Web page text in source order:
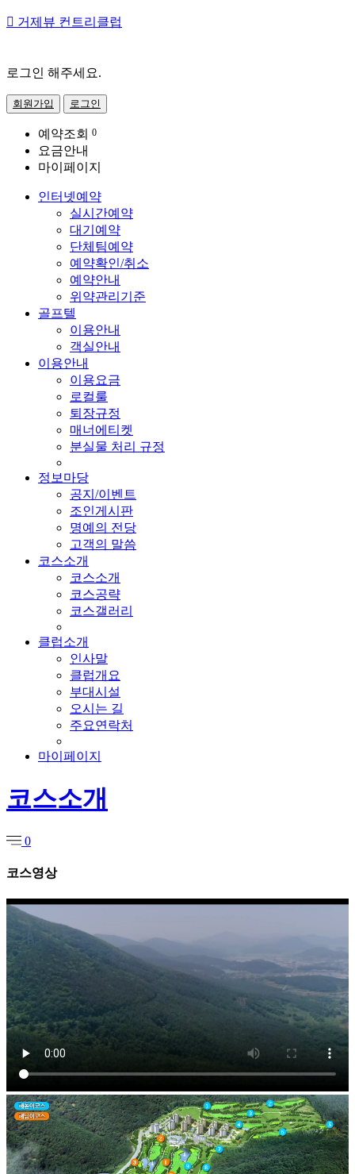
 거제뷰 컨트리클럽
로그인 해주세요.
회원가입 로그인
예약조회 0
요금안내
마이페이지
인터넷예약
실시간예약
대기예약
단체팀예약
예약확인/취소
예약안내
위약관리기준
골프텔
이용안내
객실안내
이용안내
이용요금
로컬룰
퇴장규정
매너에티켓
분실물 처리 규정
정보마당
공지/이벤트
조인게시판
명예의 전당
고객의 말씀
코스소개
코스소개
코스공략
코스갤러리
클럽소개
인사말
클럽개요
부대시설
오시는 길
주요연락처
마이페이지
코스소개
0
코스영상